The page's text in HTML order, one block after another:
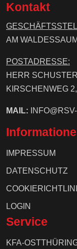
Kontakt
AM
POSTADRESSE:
HERR SCHUSTER
KIRSCHENWEG
MAIL:
IMPRESSUM
DATENSCHUTZ
LOGIN
Service
KFA-